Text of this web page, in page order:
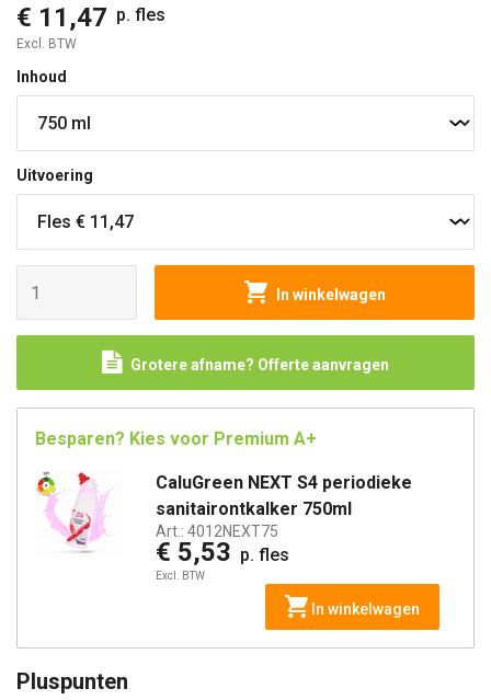
€ 11,47 p. fles
Excl. BTW
Inhoud
Uitvoering
In winkelwagen
Grotere afname? Offerte aanvragen
Besparen? Kies voor Premium A+
CaluGreen NEXT S4 periodieke
sanitairontkalker 750ml
Art.: 4012NEXT75
€ 5,53 p. fles
Excl. BTW
In winkelwagen
Pluspunten